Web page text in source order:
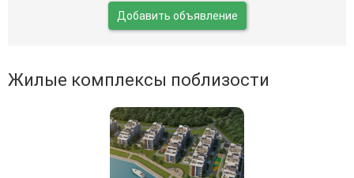
Добавить объявление
Жилые комплексы поблизости